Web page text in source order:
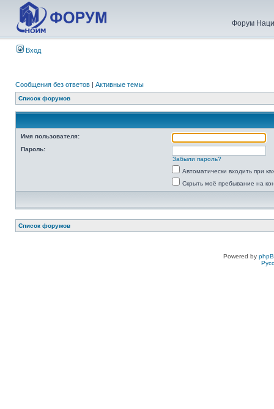
Форум
Вход
Сообщения без ответов | Активные темы
Список форумов
Имя пользователя:
Пароль:
Забыли пароль?
Автоматически входить при
Скрыть моё пребывание на
Список форумов
Powered by